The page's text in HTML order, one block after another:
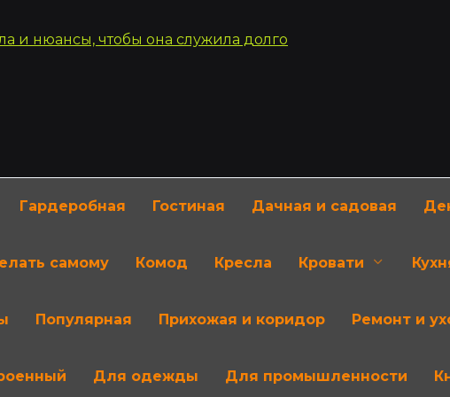
Гардеробная Гостиная Дачная и садовая
самому Комод Кресла Кровати
Популярная Прихожая и коридор Ремонт и
Для одежды Для промышленности